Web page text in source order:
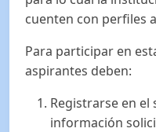
cuenten con perfiles
Para participar en
aspirantes deben:
Registrarse en
información